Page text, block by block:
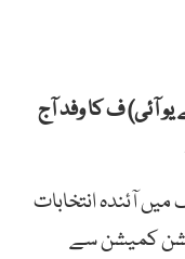
آئی) ف کا وفد آج
آئندہ انتخابات
آج 3 بجے الیکشن کمیشن سے